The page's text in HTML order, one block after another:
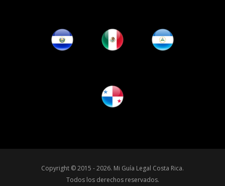
Copyright © 2015 - 2026. Mi Guía Legal Costa Rica.
Todos los derechos reservados.